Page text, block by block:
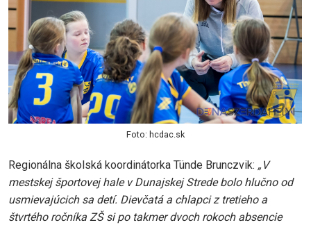
Foto: hcdac.sk
Regionálna školská koordinátorka Tünde Brunczvik: „V
mestskej športovej hale v Dunajskej Strede bolo hlučno od
usmievajúcich sa detí. Dievčatá a chlapci z tretieho a
štvrtého ročníka ZŠ si po takmer dvoch rokoch absencie